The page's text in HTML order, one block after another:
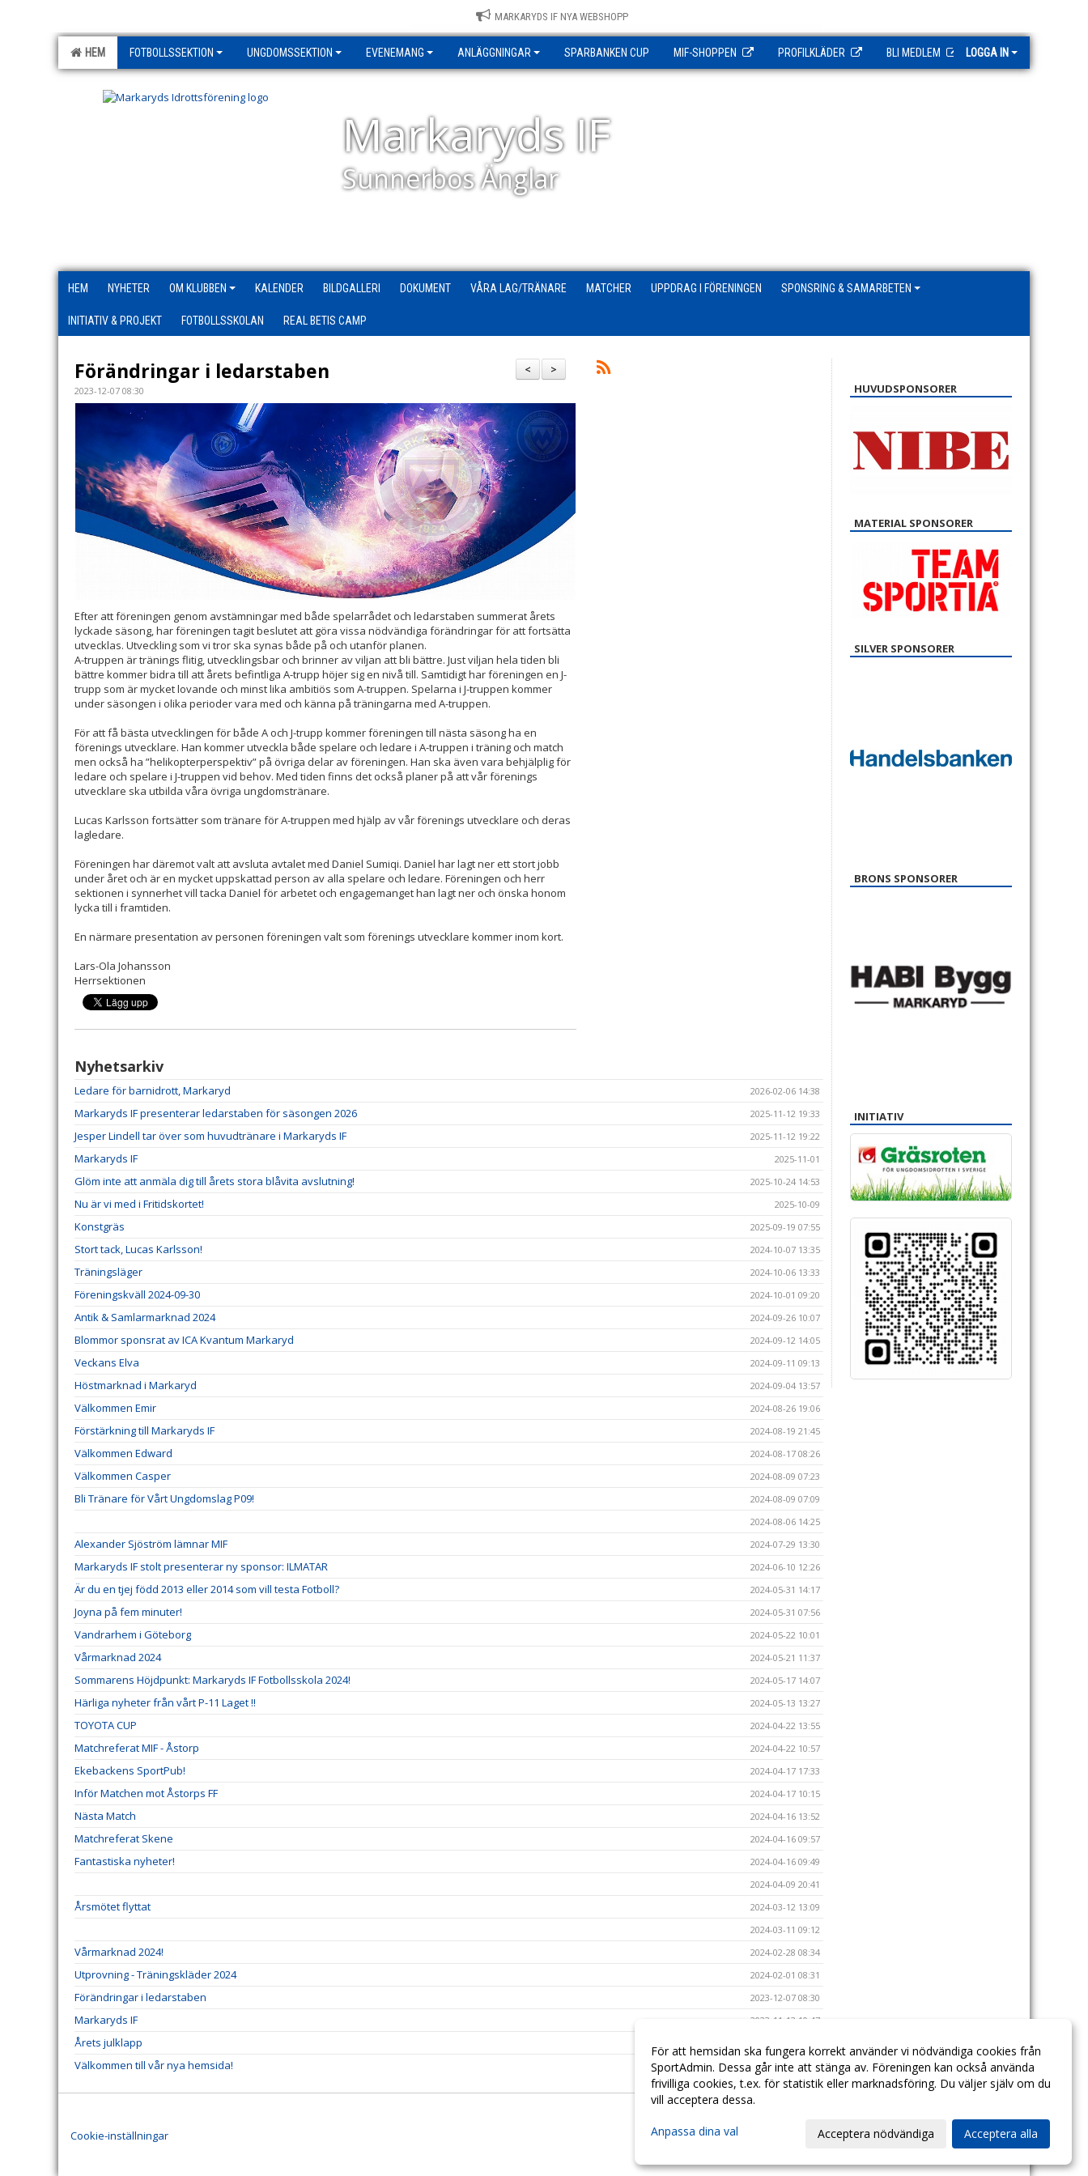
MARKARYDS IF NYA WEBSHOPP
HEM FOTBOLLSSEKTION UNGDOMSSEKTION EVENEMANG ANLÄGGNINGAR SPARBANKEN CUP MIF-SHOPPEN PROFILKLÄDER BLI MEDLEM LOGGA IN
Markaryds IF
Sunnerbos Änglar
HEM NYHETER OM KLUBBEN KALENDER BILDGALLERI DOKUMENT VÅRA LAG/TRÄNARE MATCHER UPPDRAG I FÖRENINGEN SPONSRING & SAMARBETEN
INITIATIV & PROJEKT FOTBOLLSSKOLAN REAL BETIS CAMP
>
<
Förändringar i ledarstaben
2023-12-07 08:30
Efter att föreningen genom avstämningar med både spelarrådet och ledarstaben summerat årets
lyckade säsong, har föreningen tagit beslutet att göra vissa nödvändiga förändringar för att fortsätta
utvecklas. Utveckling som vi tror ska synas både på och utanför planen.
A-truppen är tränings flitig, utvecklingsbar och brinner av viljan att bli bättre. Just viljan hela tiden bli
bättre kommer bidra till att årets befintliga A-trupp höjer sig en nivå till. Samtidigt har föreningen en J-
trupp som är mycket lovande och minst lika ambitiös som A-truppen. Spelarna i J-truppen kommer
under säsongen i olika perioder vara med och känna på träningarna med A-truppen.
För att få bästa utvecklingen för både A och J-trupp kommer föreningen till nästa säsong ha en
förenings utvecklare. Han kommer utveckla både spelare och ledare i A-truppen i träning och match
men också ha ”helikopterperspektiv” på övriga delar av föreningen. Han ska även vara behjälplig för
ledare och spelare i J-truppen vid behov. Med tiden finns det också planer på att vår förenings
utvecklare ska utbilda våra övriga ungdomstränare.
Lucas Karlsson fortsätter som tränare för A-truppen med hjälp av vår förenings utvecklare och deras
lagledare.
Föreningen har däremot valt att avsluta avtalet med Daniel Sumiqi. Daniel har lagt ner ett stort jobb
under året och är en mycket uppskattad person av alla spelare och ledare. Föreningen och herr
sektionen i synnerhet vill tacka Daniel för arbetet och engagemanget han lagt ner och önska honom
lycka till i framtiden.
En närmare presentation av personen föreningen valt som förenings utvecklare kommer inom kort.
Lars-Ola Johansson
Herrsektionen
Nyhetsarkiv
Ledare för barnidrott, Markaryd 2026-02-06 14:38
Markaryds IF presenterar ledarstaben för säsongen 2026 2025-11-12 19:33
Jesper Lindell tar över som huvudtränare i Markaryds IF 2025-11-12 19:22
Markaryds IF 2025-11-01
Glöm inte att anmäla dig till årets stora blåvita avslutning! 2025-10-24 14:53
Nu är vi med i Fritidskortet! 2025-10-09
Konstgräs 2025-09-19 07:55
Stort tack, Lucas Karlsson! 2024-10-07 13:35
Träningsläger 2024-10-06 13:33
Föreningskväll 2024-09-30 2024-10-01 09:20
Antik & Samlarmarknad 2024 2024-09-26 10:07
Blommor sponsrat av ICA Kvantum Markaryd 2024-09-12 14:05
Veckans Elva 2024-09-11 09:13
Höstmarknad i Markaryd 2024-09-04 13:57
Välkommen Emir 2024-08-26 19:06
Förstärkning till Markaryds IF 2024-08-19 21:45
Välkommen Edward 2024-08-17 08:26
Välkommen Casper 2024-08-09 07:23
Bli Tränare för Vårt Ungdomslag P09!
2024-08-09 07:09
2024-08-06 14:25
Alexander Sjöström lämnar MIF 2024-07-29 13:30
Markaryds IF stolt presenterar ny sponsor: ILMATAR 2024-06-10 12:26
Är du en tjej född 2013 eller 2014 som vill testa Fotboll? 2024-05-31 14:17
Joyna på fem minuter! 2024-05-31 07:56
Vandrarhem i Göteborg 2024-05-22 10:01
Vårmarknad 2024 2024-05-21 11:37
Sommarens Höjdpunkt: Markaryds IF Fotbollsskola 2024! 2024-05-17 14:07
Härliga nyheter från vårt P-11 Laget !! 2024-05-13 13:27
TOYOTA CUP 2024-04-22 13:55
Matchreferat MIF - Åstorp 2024-04-22 10:57
Ekebackens SportPub! 2024-04-17 17:33
Inför Matchen mot Åstorps FF 2024-04-17 10:15
Nästa Match 2024-04-16 13:52
Matchreferat Skene 2024-04-16 09:57
Fantastiska nyheter!
2024-04-16 09:49
2024-04-09 20:41
Årsmötet flyttat
2024-03-12 13:09
2024-03-11 09:12
Vårmarknad 2024! 2024-02-28 08:34
Utprovning - Träningskläder 2024 2024-02-01 08:31
Förändringar i ledarstaben 2023-12-07 08:30
Markaryds IF 2023-11-13 10:47
Årets julklapp
Välkommen till vår nya hemsida! 2023-09-25 10:41
HUVUDSPONSORER
MATERIAL SPONSORER
SILVER SPONSORER
BRONS SPONSORER
INITIATIV
Cookie-inställningar
För att hemsidan ska fungera korrekt använder vi nödvändiga cookies från
SportAdmin. Dessa går inte att stänga av. Föreningen kan också använda
frivilliga cookies, t.ex. för statistik eller marknadsföring. Du väljer själv om du
vill acceptera dessa.
Anpassa dina val Acceptera nödvändiga Acceptera alla